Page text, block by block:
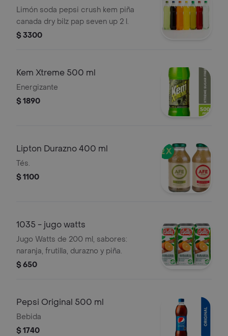
Limón soda pepsi crush kem piña
canada dry bilz pap seven up 2 l.
$ 3300
Kem Xtreme 500 ml
Energizante
$ 1890
Lipton Durazno 400 ml
Tés.
$ 1100
1035 - jugo watts
Jugo Watts de 200 ml, sabores:
naranja, frutilla, durazno y piña.
$ 650
Pepsi Original 500 ml
Bebida
$ 1740